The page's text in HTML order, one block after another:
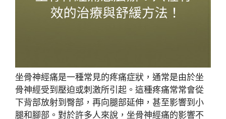
坐骨神經痛是一種常見的疼痛症狀，通常是由於坐
骨神經受到壓迫或刺激所引起。這種疼痛常常會從
下背部放射到臀部，再向腿部延伸，甚至影響到小
腿和腳部。對於許多人來說，坐骨神經痛的影響不